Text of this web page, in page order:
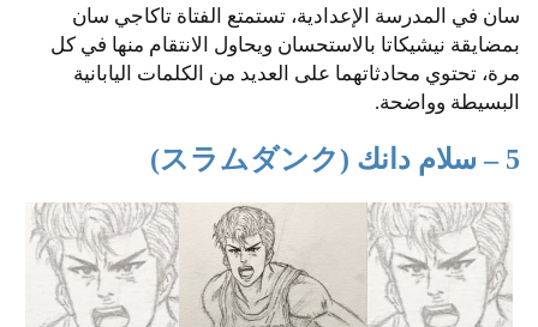
سان في المدرسة الإعدادية، تستمتع الفتاة تاكاجي سان
بمضايقة نيشيكاتا بالاستحسان ويحاول الانتقام منها في كل
مرة، تحتوي محادثاتهما على العديد من الكلمات اليابانية
البسيطة وواضحة.
5 – سلام دانك (スラムダンク)